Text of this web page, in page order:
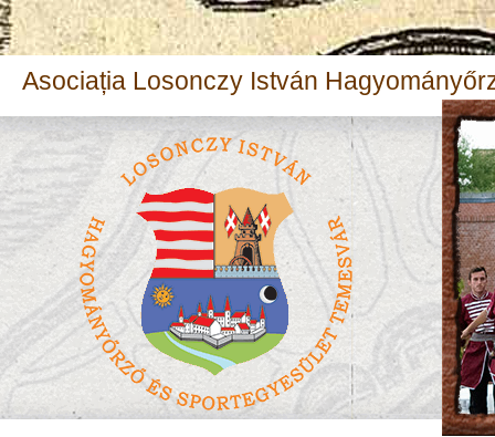
Asociația Losonczy István